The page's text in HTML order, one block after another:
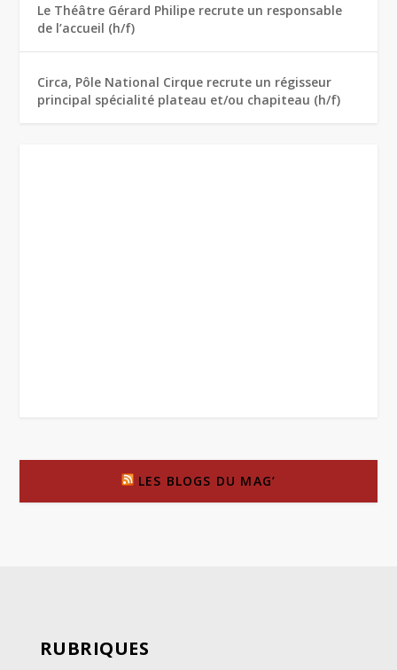
Le Théâtre Gérard Philipe recrute un responsable
de l’accueil (h/f)
Circa, Pôle National Cirque recrute un régisseur
principal spécialité plateau et/ou chapiteau (h/f)
LES BLOGS DU MAG’
RUBRIQUES